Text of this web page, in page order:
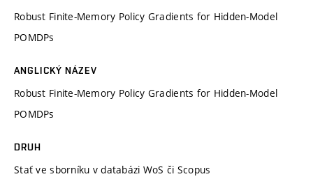
Robust Finite-Memory Policy Gradients for Hidden-Model
POMDPs
ANGLICKÝ NÁZEV
Robust Finite-Memory Policy Gradients for Hidden-Model
POMDPs
DRUH
Stať ve sborníku v databázi WoS či Scopus